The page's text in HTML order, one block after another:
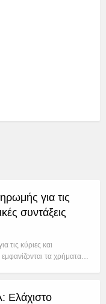
για τις
συντάξεις
τις κύριες και
τα χρήματα…